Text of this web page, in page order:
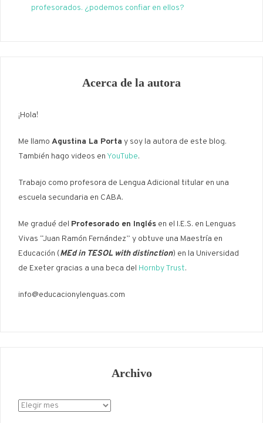
profesorados. ¿podemos confiar en ellos?
Acerca de la autora
¡Hola!
Me llamo Agustina La Porta y soy la autora de este blog.
También hago videos en YouTube.
Trabajo como profesora de Lengua Adicional titular en una
escuela secundaria en CABA.
Me gradué del Profesorado en Inglés en el I.E.S. en Lenguas
Vivas “Juan Ramón Fernández” y obtuve una Maestría en
Educación (MEd in TESOL with distinction) en la Universidad
de Exeter gracias a una beca del Hornby Trust.
info@educacionylenguas.com
Archivo
Archivo